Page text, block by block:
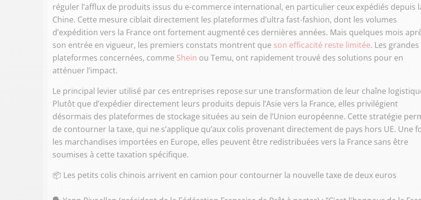
réguler l’afflux de produits issus du e-commerce international, en particulier ceux expédiés depuis
Chine. Cette mesure ciblait directement les plateformes d’ultra fast-fashion, dont les volumes
d’expédition vers la France ont fortement augmenté ces dernières années. Mais quelques mois
son entrée en vigueur, les premiers constats montrent que son efficacité reste limitée. Les grandes
plateformes concernées, comme Shein ou Temu, ont rapidement trouvé des solutions pour en
atténuer l’impact.
Le principal levier utilisé par ces entreprises repose sur une transformation de leur chaîne
Plutôt que d’expédier directement leurs produits depuis l’Asie vers la France, elles privilégient
désormais des plateformes de stockage situées au sein de l’Union européenne. Cette stratégie
de contourner la taxe, qui ne s’applique qu’aux colis provenant directement de pays hors UE. Une
les marchandises importées en Europe, elles peuvent être redistribuées vers la France sans être
soumises à cette taxation spécifique.
📦 Les petits colis chinois arrivent en camion pour contourner la nouvelle taxe de deux euros